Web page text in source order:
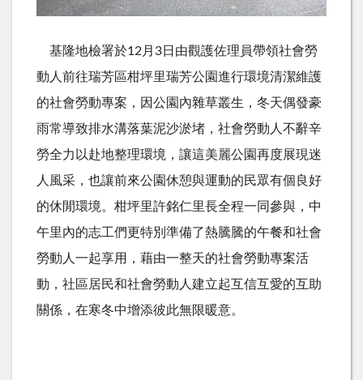
基隆地檢署於12月 3日由觀護佐理員帶領社會勞
動人前往瑞芳區柑坪里瑞芳公園進行環境清潔維護
的社會勞動專案，因公園內雜草叢生，冬天偶發豪
雨常導致排水溝落葉泥沙淤堵，社會勞動人不辭辛
勞全力以赴地整理環境，讓這美麗公園再度展現迷
人風采，也讓前來公園休憩與運動的民眾有個良好
的休閒環境。柑坪里許銘仁里長全程一同參與，中
午里內的志工們更特別準備了熱騰騰的午餐和社會
勞動人一起享用，藉由一整天的社會勞動專案活
動，社區居民和社會勞動人建立起互信互愛的互助
關係，在寒冬中增添彼此無限暖意。